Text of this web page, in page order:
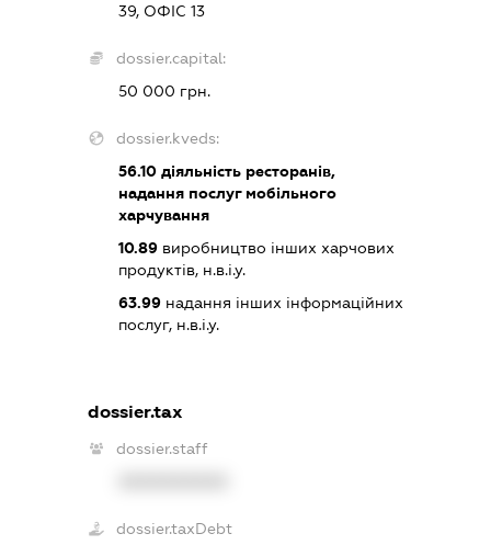
39, ОФІС 13
dossier.capital:
50 000 грн.
dossier.kveds:
56.10діяльність ресторанів,
надання послуг мобільного
харчування
10.89виробництво інших харчових
продуктів, н.в.і.у.
63.99надання інших інформаційних
послуг, н.в.і.у.
dossier.tax
dossier.staff
dossier.taxDebt